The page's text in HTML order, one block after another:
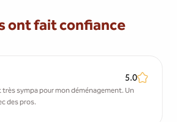
ont fait confiance
5.0
très sympa pour mon déménagement. Un
des pros.